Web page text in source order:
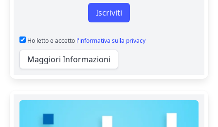
Iscriviti
Ho letto e accetto l'informativa sulla privacy
Maggiori Informazioni